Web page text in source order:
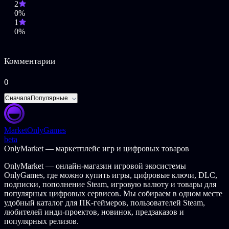
Сложные ситуации и трудно освоить!
Примечание. Я индивидуальный разработчик игр, и я сделал
всю графику, иллюстрации, дизайн персонажей, анимацию и
ОПИСАНИЕ КОНТЕНТА ДЛЯ ВЗРОСЛЫХ
Разработчики описывают контент так:
Эта игра содержит следующий контент:
Кровь
2
0%
1
0%
Комментарии
0
СначалаПопулярные
MarketOnlyGames
beta
OnlyMarket — маркетплейс игр и цифровых товаров
OnlyMarket — онлайн-магазин игровой экосистемы
OnlyGames, где можно купить игры, цифровые ключи, DLC,
подписки, пополнение Steam, игровую валюту и товары для
популярных цифровых сервисов. Мы собираем в одном месте
удобный каталог для ПК-геймеров, пользователей Steam,
любителей инди-проектов, новинок, предзаказов и
популярных релизов.